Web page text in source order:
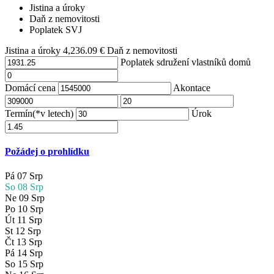
Jistina a úroky
Daň z nemovitosti
Poplatek SVJ
Jistina a úroky 4,236.09 €Daň z nemovitosti
Poplatek sdružení vlastníků domů
Domácí cena Akontace
Termín(*v letech) Úrok
Požádej o prohlídku
Pá 07 Srp
So 08 Srp
Ne 09 Srp
Po 10 Srp
Út 11 Srp
St 12 Srp
Čt 13 Srp
Pá 14 Srp
So 15 Srp